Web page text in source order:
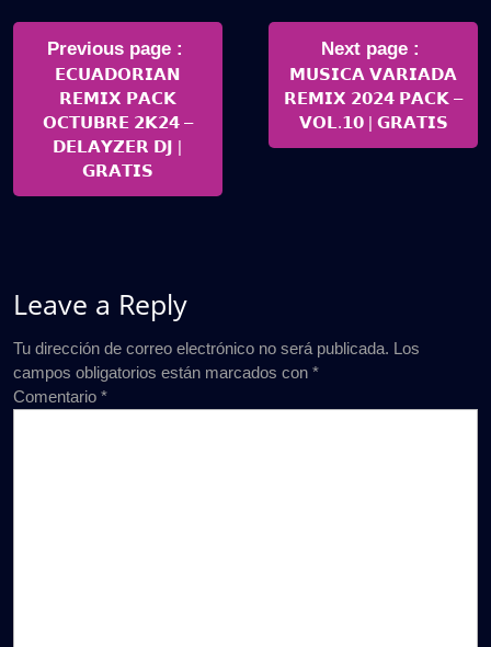
Navegación
entradas
Previous page
𝗘𝗖𝗨𝗔𝗗𝗢𝗥𝗜𝗔𝗡
𝗥𝗘𝗠𝗜𝗫 𝗣𝗔𝗖𝗞
𝗢𝗖𝗧𝗨𝗕𝗥𝗘 𝟮𝗞𝟮𝟰 –
𝗗𝗘𝗟𝗔𝗬𝗭𝗘𝗥 𝗗𝗝 |
𝗚𝗥𝗔𝗧𝗜𝗦
Next page
Posts
𝗠𝗨𝗦𝗜𝗖𝗔 𝗩𝗔𝗥𝗜𝗔𝗗𝗔
𝗥𝗘𝗠𝗜𝗫 𝟮𝟬𝟮𝟰 𝗣𝗔𝗖𝗞 –
𝗩𝗢𝗟.𝟭𝟬 | 𝗚𝗥𝗔𝗧𝗜𝗦
Leave a Reply
Tu dirección de correo electrónico no será publicada. Los
campos obligatorios están marcados con *
Comentario *